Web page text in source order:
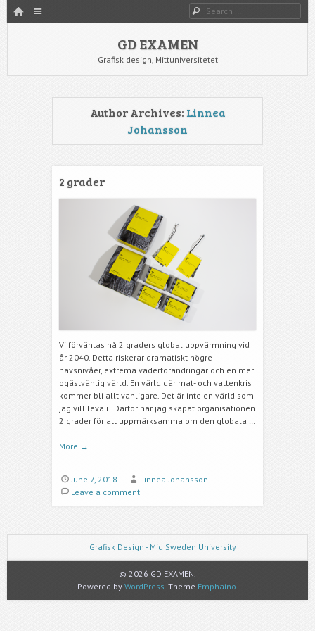
HOME Search
GD EXAMEN
Grafisk design, Mittuniversitetet
Author Archives: Linnea
Johansson
2 grader
Vi förväntas nå 2 graders global uppvärmning vid
år 2040. Detta riskerar dramatiskt högre
havsnivåer, extrema väderförändringar och en mer
ogästvänlig värld. En värld där mat- och vattenkris
kommer bli allt vanligare. Det är inte en värld som
jag vill leva i. Därför har jag skapat organisationen
2 grader för att uppmärksamma om den globala …
More →
June 7, 2018
Linnea Johansson
Leave a comment
Grafisk Design - Mid Sweden University
© 2026 GD EXAMEN.
Powered by WordPress. Theme Emphaino.